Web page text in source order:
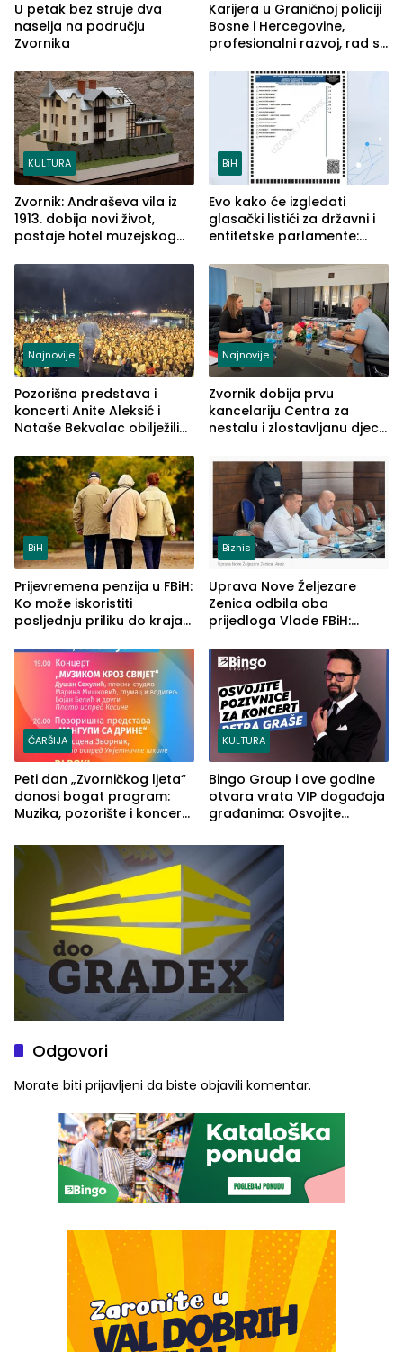
U petak bez struje dva
naselja na području
Zvornika
Karijera u Graničnoj policiji
Bosne i Hercegovine,
profesionalni razvoj, rad sa
služba građanima
KULTURA
Zvornik: Andraševa vila iz
1913. dobija novi život,
postaje hotel muzejskog
BiH
Evo kako će izgledati
glasački listići za državni i
entitetske parlamente:
vidljive na njima
Najnovije
Pozorišna predstava i
koncerti Anite Aleksić i
Nataše Bekvalac obilježili
ljeta (FOTO)
Najnovije
Zvornik dobija prvu
kancelariju Centra za
nestalu i zlostavljanu djecu
BiH
Prijevremena penzija u FBiH:
Ko može iskoristiti
posljednju priliku do kraja
Biznis
Uprava Nove Željezare
Zenica odbila oba
prijedloga Vlade FBiH:
rješenje
ČARŠIJA
Peti dan „Zvorničkog ljeta“
donosi bogat program:
Muzika, pozorište i koncert
KULTURA
Bingo Group i ove godine
otvara vrata VIP događaja
građanima: Osvojite
Graše
Odgovori
Morate biti prijavljeni da biste objavili komentar.